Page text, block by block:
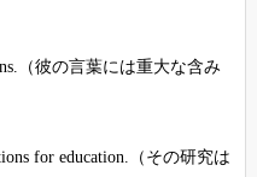
（彼の言葉には重大な含み
for education.（その研究は